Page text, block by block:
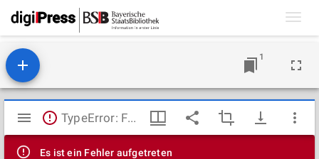
1
Mirador
Viewer
TypeError: Failed to fetch
Es ist ein Fehler aufgetreten